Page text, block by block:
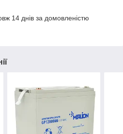
14 днів за домовленістю